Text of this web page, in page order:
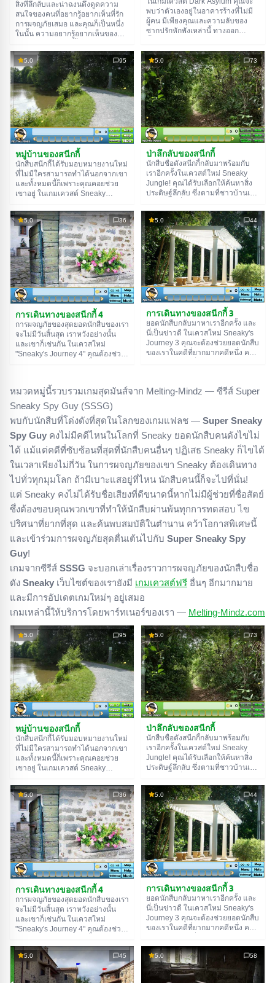
สิ่งที่ลึกลับและน่าฉงนดึงดูดความ
สนใจของคนที่อยากรู้อยากเห็นที่รัก
การผจญภัยเสมอ และคุณก็เป็นหนึ่ง
ในนั้น ความอยากรู้อยากเห็นของคุณ
ร้างซึ่งเมื่อห้าสิบปีก่อนเคยเป็นบ้าน
ชั่วคราวของผู้คนหลายร้อยคน แต่
สถานเลี้ยงเด็กกำพร้าถูกปิดด้วย
เหตุผลที่ไม่สามารถอธิบายได้ หนึ่ง
ในเวอร์ชันของสิ่งที่เกิดขึ้นคล้ายกับ
นิทานของคนเมามาก มันบอกว่า
ปรากฏการณ์เหนือธรรมชาติเริ่มเกิด
ขึ้นในสถานเลี้ยงเด็กกำพร้าและ
พนักงานกว่าครึ่งเสียสติไป หลายปีที่
ผ่านมา นักวิทยาศาสตร์และนักผจญ
ภัยพยายามเปิดเผยความลับของ
สถานเลี้ยงเด็กกำพร้า แต่พวกเขาก็
ไม่กลับมา ถึงตาคุณแล้วที่จะค้นพบ
ความลับของบ้านลึกลับและพยายาม
เอาชีวิตรอดในเควสต์ใหม่
Abandoned Asylum
พบว่าตัวเองอยู่ในอาคารร้างที่ไม่มี
ผู้คน มีเพียงคุณและความลับของ
ซากปรักหักพังเหล่านี้ ทางออก
กั้น ถ้าคุณกล้าพอที่จะสำรวจสถานที่
น่ากลัวนี้ บางทีคุณอาจจะหา
ทางออกจากอาคารได้ รวบรวมลูก
แก้วเรืองแสงขนาดเล็ก คุณจะได้รับ
รางวัลแยกต่างหากสำหรับพวกมัน
5.0 95
หมู่บ้านของสนีกกี้
นักสืบสนีกกี้ได้รับมอบหมายงานใหม่
ที่ไม่มีใครสามารถทำได้นอกจากเขา
และทั้งหมดนี้ก็เพราะคุณคอยช่วย
เขาอยู่ ในเกมเควสต์ Sneaky
ยังหมู่บ้านเล็กๆ ในเยอรมนี ภารกิจ
ของคุณคือการค้นหาและนำรูปปั้น
ทองคำกลับคืนสู่หมู่บ้าน ซึ่งมันมีค่า
มากสำหรับลูกค้า มันจะอยู่ที่ไหนกัน
นะ? เริ่มการค้นหาของคุณโดยการ
สำรวจหมู่บ้าน บางทีที่นั่นคุณอาจจะ
พบร่องรอยที่จะนำคุณไปสู่รูปปั้น
5.0 73
ป่าลึกลับของสนีกกี้
นักสืบชื่อดังสนีกกี้กลับมาพร้อมกับ
เราอีกครั้งในเควสต์ใหม่ Sneaky
Jungle! คุณได้รับเลือกให้ค้นหาสิ่ง
ประดิษฐ์ลึกลับ ซึ่งตามที่ชาวบ้านเล่า
สิ่งประดิษฐ์นี้มีพลังมหาศาล ดังนั้น
ต้องไม่ปล่อยให้ตกไปอยู่ในมือคนชั่ว!
ทิวทัศน์ธรรมชาติที่สวยงาม ปริศนา
ที่น่าสนใจจะทำให้อารมณ์ของคุณดี
ขึ้นและเล่าเรื่องราวที่น่าสนใจ
5.0 36
การเดินทางของสนีกกี้ 4
การผจญภัยของสุดยอดนักสืบของเรา
จะไม่มีวันสิ้นสุด เราหวังอย่างนั้น
และเขาก็เช่นกัน ในเควสใหม่
"Sneaky's Journey 4" คุณต้องช่วย
น่าสนใจแน่นอน ศึกษาทุกอย่างในที่
นี้อย่างละเอียดพร้อมกับฮีโร่ของเรา
เพื่อไปให้ถึงความจริง โชคดีนะ!
5.0 44
การเดินทางของสนีกกี้ 3
ยอดนักสืบกลับมาหาเราอีกครั้ง และ
นี่เป็นข่าวดี ในเควสใหม่ Sneaky's
Journey 3 คุณจะต้องช่วยยอดนักสืบ
ของเราในคดีที่ยากมากคดีหนึ่ง คดี
หมวดหมู่นี้รวบรวมเกมสุดมันส์จาก Melting-Mindz — ซีรีส์ Super
Sneaky Spy Guy (SSSG)
พบกับนักสืบที่โด่งดังที่สุดในโลกของเกมแฟลช — Super Sneaky
Spy Guy คงไม่มีคดีไหนในโลกที่ Sneaky ยอดนักสืบคนดังไขไม่
ได้ แม้แต่คดีที่ซับซ้อนที่สุดที่นักสืบคนอื่นๆ ปฏิเสธ Sneaky ก็ไขได้
ในเวลาเพียงไม่กี่วัน ในการผจญภัยของเขา Sneaky ต้องเดินทาง
ไปทั่วทุกมุมโลก ถ้ามีเบาะแสอยู่ที่ไหน นักสืบคนนี้ก็จะไปที่นั่น!
แต่ Sneaky คงไม่ได้รับชื่อเสียงที่ดีขนาดนี้หากไม่มีผู้ช่วยที่ซื่อสัตย์
ซึ่งต้องขอบคุณพวกเขาที่ทำให้นักสืบผ่านพ้นทุกการทดสอบ ไข
ปริศนาที่ยากที่สุด และค้นพบสมบัติในตำนาน คว้าโอกาสพิเศษนี้
และเข้าร่วมการผจญภัยสุดตื่นเต้นไปกับ Super Sneaky Spy
Guy!
เกมจากซีรีส์ SSSG จะบอกเล่าเรื่องราวการผจญภัยของนักสืบชื่อ
ดัง Sneaky เว็บไซต์ของเรายังมี เกมเควสต์ฟรี อื่นๆ อีกมากมาย
และมีการอัปเดตเกมใหม่ๆ อยู่เสมอ
เกมเหล่านี้ให้บริการโดยพาร์ทเนอร์ของเรา — Melting-Mindz.com
5.0 95
หมู่บ้านของสนีกกี้
นักสืบสนีกกี้ได้รับมอบหมายงานใหม่
ที่ไม่มีใครสามารถทำได้นอกจากเขา
และทั้งหมดนี้ก็เพราะคุณคอยช่วย
เขาอยู่ ในเกมเควสต์ Sneaky
ยังหมู่บ้านเล็กๆ ในเยอรมนี ภารกิจ
ของคุณคือการค้นหาและนำรูปปั้น
ทองคำกลับคืนสู่หมู่บ้าน ซึ่งมันมีค่า
มากสำหรับลูกค้า มันจะอยู่ที่ไหนกัน
นะ? เริ่มการค้นหาของคุณโดยการ
สำรวจหมู่บ้าน บางทีที่นั่นคุณอาจจะ
พบร่องรอยที่จะนำคุณไปสู่รูปปั้น
5.0 73
ป่าลึกลับของสนีกกี้
นักสืบชื่อดังสนีกกี้กลับมาพร้อมกับ
เราอีกครั้งในเควสต์ใหม่ Sneaky
Jungle! คุณได้รับเลือกให้ค้นหาสิ่ง
ประดิษฐ์ลึกลับ ซึ่งตามที่ชาวบ้านเล่า
สิ่งประดิษฐ์นี้มีพลังมหาศาล ดังนั้น
ต้องไม่ปล่อยให้ตกไปอยู่ในมือคนชั่ว!
ทิวทัศน์ธรรมชาติที่สวยงาม ปริศนา
ที่น่าสนใจจะทำให้อารมณ์ของคุณดี
ขึ้นและเล่าเรื่องราวที่น่าสนใจ
5.0 36
การเดินทางของสนีกกี้ 4
การผจญภัยของสุดยอดนักสืบของเรา
จะไม่มีวันสิ้นสุด เราหวังอย่างนั้น
และเขาก็เช่นกัน ในเควสใหม่
"Sneaky's Journey 4" คุณต้องช่วย
ได้บอกเป้าหมายของภารกิจ แต่ต้อง
น่าสนใจแน่นอน ศึกษาทุกอย่างในที่
นี้อย่างละเอียดพร้อมกับฮีโร่ของเรา
เพื่อไปให้ถึงความจริง โชคดีนะ!
5.0 44
การเดินทางของสนีกกี้ 3
ยอดนักสืบกลับมาหาเราอีกครั้ง และ
นี่เป็นข่าวดี ในเควสใหม่ Sneaky's
Journey 3 คุณจะต้องช่วยยอดนักสืบ
ของเราในคดีที่ยากมากคดีหนึ่ง คดี
ดังนั้นเขาจะบอกคุณเองเมื่อคุณเจอ
เขา เอาล่ะ ขอให้โชคดี!
5.0 45 5.0 58